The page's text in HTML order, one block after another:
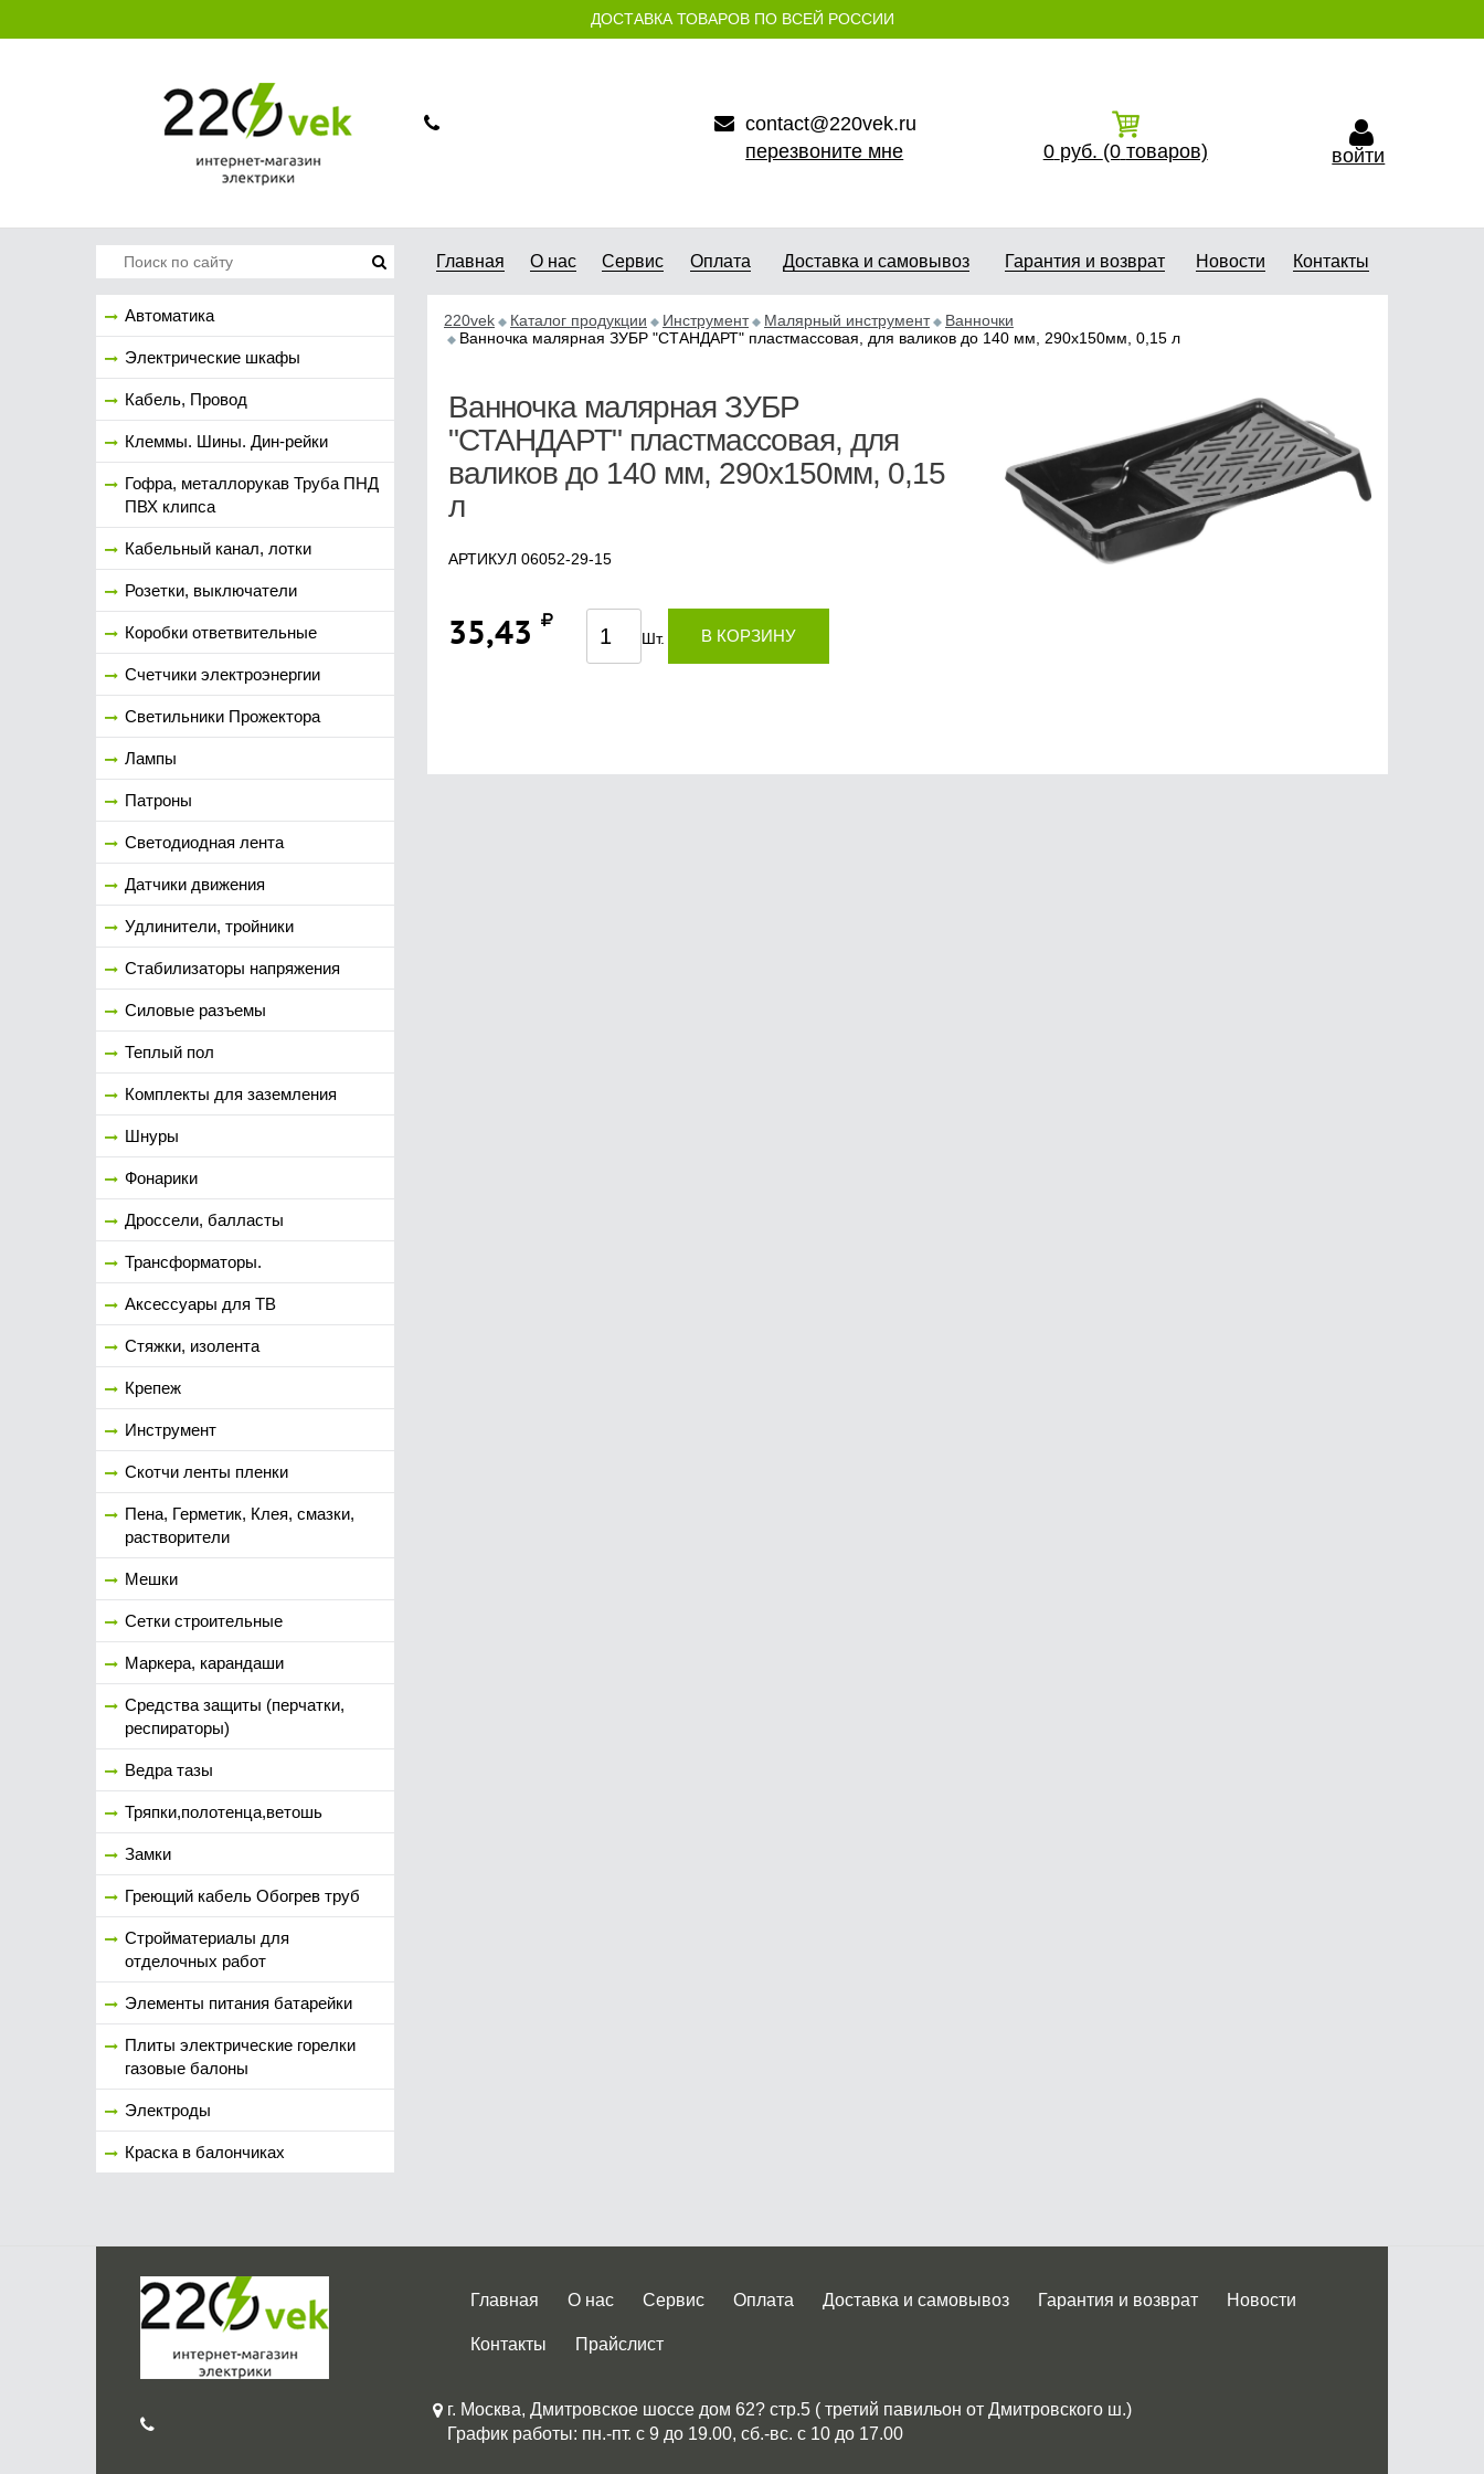
ДОСТАВКА ТОВАРОВ ПО ВСЕЙ РОССИИ
contact@220vek.ru
перезвоните мне
0 руб. (0 товаров) войти
Автоматика
Электрические шкафы
Кабель, Провод
Клеммы. Шины. Дин-рейки
Гофра, металлорукав Труба ПНД
ПВХ клипса
Кабельный канал, лотки
Розетки, выключатели
Коробки ответвительные
Счетчики электроэнергии
Светильники Прожектора
Лампы
Патроны
Светодиодная лента
Датчики движения
Удлинители, тройники
Стабилизаторы напряжения
Силовые разъемы
Теплый пол
Комплекты для заземления
Шнуры
Фонарики
Дроссели, балласты
Трансформаторы.
Аксессуары для ТВ
Стяжки, изолента
Крепеж
Инструмент
Скотчи ленты пленки
Пена, Герметик, Клея, смазки,
растворители
Мешки
Сетки строительные
Маркера, карандаши
Средства защиты (перчатки,
респираторы)
Ведра тазы
Тряпки,полотенца,ветошь
Замки
Греющий кабель Обогрев труб
Стройматериалы для
отделочных работ
Элементы питания батарейки
Плиты электрические горелки
газовые балоны
Электроды
Краска в балончиках
Главная О нас Сервис Оплата Доставка и самовывоз Гарантия и возврат Новости Контакты
220vek Каталог продукции Инструмент Малярный инструмент
Ванночки
Ванночка малярная ЗУБР "СТАНДАРТ" пластмассовая, для валиков до 140 мм, 290х150мм, 0,15 л
Ванночка малярная ЗУБР
"СТАНДАРТ" пластмассовая, для
валиков до 140 мм, 290х150мм, 0,15
л
АРТИКУЛ 06052-29-15
35,43 Шт. В КОРЗИНУ
Главная О нас Сервис Оплата Доставка и самовывоз Гарантия и возврат Новости
Контакты Прайслист
г. Москва, Дмитровское шоссе дом 62? стр.5 ( третий павильон от Дмитровского ш.)
График работы: пн.-пт. с 9 до 19.00, сб.-вс. с 10 до 17.00